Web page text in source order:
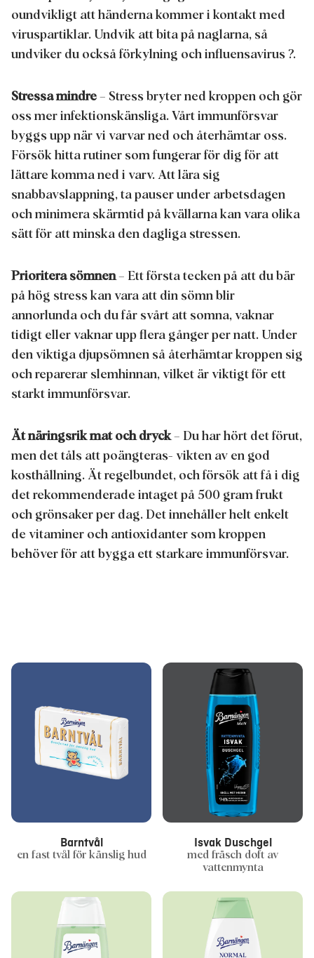
oundvikligt att händerna kommer i kontakt med
viruspartiklar. Undvik att bita på naglarna, så
undviker du också förkylning och influensavirus ?.
Stressa mindre – Stress bryter ned kroppen och gör
oss mer infektionskänsliga. Vårt immunförsvar
byggs upp när vi varvar ned och återhämtar oss.
Försök hitta rutiner som fungerar för dig för att
lättare komma ned i varv. Att lära sig
snabbavslappning, ta pauser under arbetsdagen
och minimera skärmtid på kvällarna kan vara olika
sätt för att minska den dagliga stressen.
Prioritera sömnen – Ett första tecken på att du bär
på hög stress kan vara att din sömn blir
annorlunda och du får svårt att somna, vaknar
tidigt eller vaknar upp flera gånger per natt. Under
den viktiga djupsömnen så återhämtar kroppen sig
och reparerar slemhinnan, vilket är viktigt för ett
starkt immunförsvar.
Ät näringsrik mat och dryck – Du har hört det förut,
men det tåls att poängteras- vikten av en god
kosthållning. Ät regelbundet, och försök att få i dig
det rekommenderade intaget på 500 gram frukt
och grönsaker per dag. Det innehåller helt enkelt
de vitaminer och antioxidanter som kroppen
behöver för att bygga ett starkare immunförsvar.
Barntvål
en fast tvål för känslig hud
Isvak Duschgel
med fräsch doft av
vattenmynta
genom att klicka på ”Ändra” nedan.
Om du klickar på ”Ändra” kan du hitta mer information om behandlingen
av de syften som nämns ovan. Genom att klicka på ”Godkänn alla”
används endast cookies som är tekniskt nödvändiga för att tillhandahålla